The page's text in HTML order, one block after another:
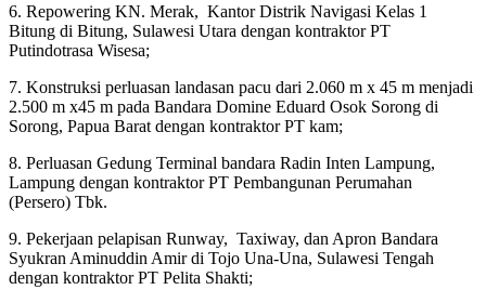
6. Repowering KN. Merak, Kantor Distrik Navigasi Kelas 1
Bitung di Bitung, Sulawesi Utara dengan kontraktor PT
Putindotrasa Wisesa;
7. Konstruksi perluasan landasan pacu dari 2.060 m x 45 m menjadi
2.500 m x45 m pada Bandara Domine Eduard Osok Sorong di
Sorong, Papua Barat dengan kontraktor PT kam;
8. Perluasan Gedung Terminal bandara Radin Inten Lampung,
Lampung dengan kontraktor PT Pembangunan Perumahan
(Persero) Tbk.
9. Pekerjaan pelapisan Runway, Taxiway, dan Apron Bandara
Syukran Aminuddin Amir di Tojo Una-Una, Sulawesi Tengah
dengan kontraktor PT Pelita Shakti;